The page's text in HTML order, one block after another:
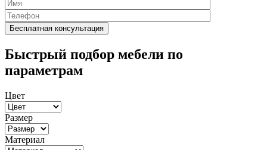
Быстрый подбор мебели по
параметрам
Цвет
Размер
Материал